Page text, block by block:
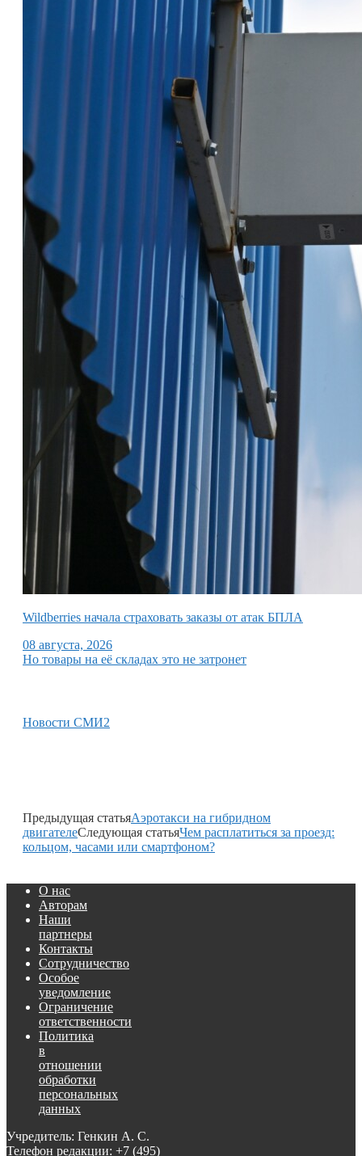
Wildberries начала страховать заказы от атак БПЛА
08 августа, 2026
Но товары на её складах это не затронет
Новости СМИ2
Предыдущая статьяАэротакси на гибридном
двигателеСледующая статьяЧем расплатиться за проезд:
кольцом, часами или смартфоном?
О нас
Авторам
Наши
партнеры
Контакты
Сотрудничество
Особое
уведомление
Ограничение
ответственности
Политика
в
отношении
обработки
персональных
данных
Учредитель: Генкин А. С.
Телефон редакции: +7 (495)